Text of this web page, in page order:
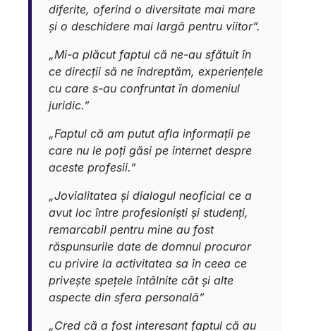
diferite, oferind o diversitate mai mare
și o deschidere mai largă pentru viitor”.
„Mi-a plăcut faptul că ne-au sfătuit în
ce direcții să ne îndreptăm, experiențele
cu care s-au confruntat în domeniul
juridic.”
„Faptul că am putut afla informații pe
care nu le poți găsi pe internet despre
aceste profesii.”
„Jovialitatea și dialogul neoficial ce a
avut loc între profesioniști și studenți,
remarcabil pentru mine au fost
răspunsurile date de domnul procuror
cu privire la activitatea sa în ceea ce
privește spețele întâlnite cât și alte
aspecte din sfera personală”
„Cred că a fost interesant faptul că au